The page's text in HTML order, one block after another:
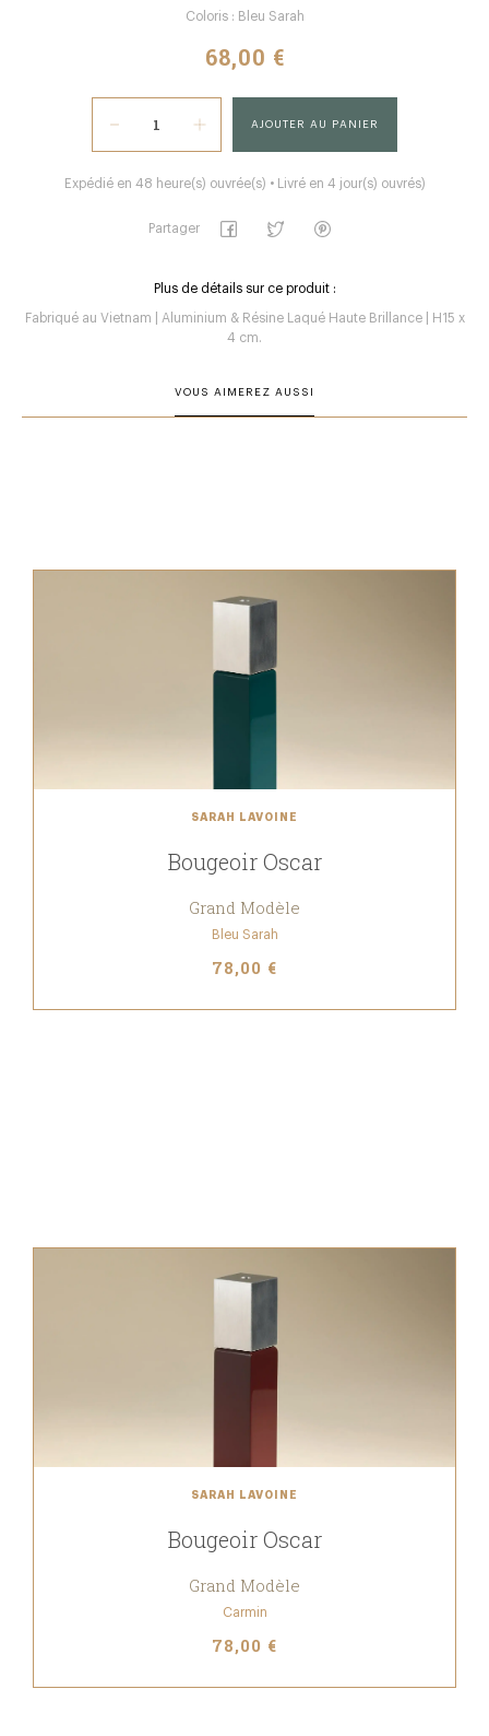
Coloris : Bleu Sarah
68,00 €
AJOUTER AU PANIER
Expédié en 48 heure(s) ouvrée(s) • Livré en 4 jour(s) ouvrés)
Partager
Plus de détails sur ce produit :
Fabriqué au Vietnam | Aluminium & Résine Laqué Haute Brillance | H15 x
4 cm.
VOUS AIMEREZ AUSSI
SARAH LAVOINE
Bougeoir Oscar
Grand Modèle
Bleu Sarah
78,00 €
SARAH LAVOINE
Bougeoir Oscar
Grand Modèle
Carmin
78,00 €